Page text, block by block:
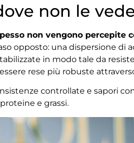
non le
non vengono percepite
opposto: una dispersione di
in modo tale da
rese più robuste
controllate e sapori
e grassi.